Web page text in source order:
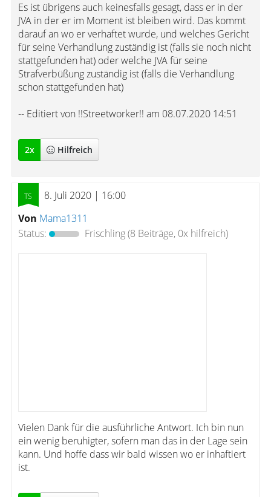
Es ist übrigens auch keinesfalls gesagt, dass er in der
JVA in der er im Moment ist bleiben wird. Das kommt
darauf an wo er verhaftet wurde, und welches Gericht
für seine Verhandlung zuständig ist (falls sie noch nicht
stattgefunden hat) oder welche JVA für seine
Strafverbüßung zuständig ist (falls die Verhandlung
schon stattgefunden hat)
-- Editiert von !!Streetworker!! am 08.07.2020 14:51
2x Hilfreich
8. Juli 2020 | 16:00
Von Mama1311
Status:
Frischling(8 Beiträge, 0x hilfreich)
Vielen Dank für die ausführliche Antwort. Ich bin nun
ein wenig beruhigter, sofern man das in der Lage sein
kann. Und hoffe dass wir bald wissen wo er inhaftiert
ist.